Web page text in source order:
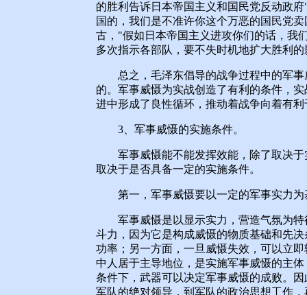
的胜利告诉日本帝国主义和国民党反动政
国的，我们是不准许你这个万恶的国民党
古，"假如日本帝国主义进攻你们的话，我
多次指示各部队，要不失时机地扩大胜利
总之，毛泽东倡导的战争过程中的军事
的。军事威慑为实战创造了有利的条件，
进中形成了良性循环，推动着战争向着有
3、军事威慑的实施条件。
军事威慑能不能发挥效能，除了取决于
取决于是否具备一定的实施条件。
第一，军事威慑要以一定的军事实力为
军事威慑是以显示实力，营造气氛为特
斗力，因为它是构成威慑的物质基础和先
功率；另一方面，一旦威慑失效，可以立
中人居于主导地位，是实施军事威慑的主
条件下，武器可以决定军事威慑的成败。
军队的绝对领导，到军队的政治思想工作